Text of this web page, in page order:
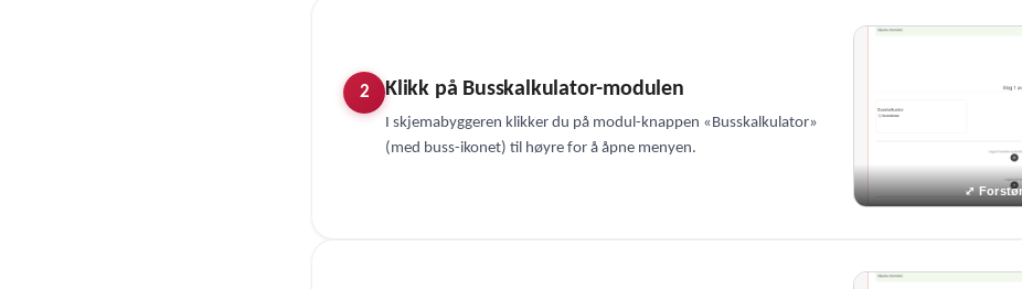
2 Klikk på Busskalkulator-modulen
I skjemabyggeren klikker du på modul-knappen «Busskalkulator»
(med buss-ikonet) til høyre for å åpne menyen.